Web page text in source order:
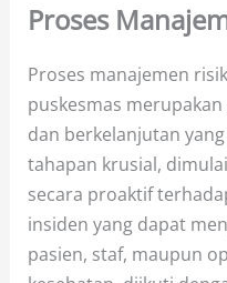
Proses
Proses manajemen
puskesmas
dan berkelanjutan
tahapan krusial,
secara proaktif
insiden yang dapat
pasien, staf, maupun